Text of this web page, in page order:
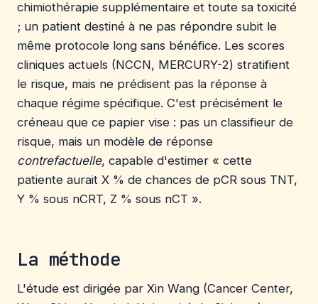
chimiothérapie supplémentaire et toute sa toxicité
; un patient destiné à ne pas répondre subit le
même protocole long sans bénéfice. Les scores
cliniques actuels (NCCN, MERCURY-2) stratifient
le risque, mais ne prédisent pas la réponse à
chaque régime spécifique. C'est précisément le
créneau que ce papier vise : pas un classifieur de
risque, mais un modèle de réponse
contrefactuelle, capable d'estimer « cette
patiente aurait X % de chances de pCR sous TNT,
Y % sous nCRT, Z % sous nCT ».
La méthode
L'étude est dirigée par Xin Wang (Cancer Center,